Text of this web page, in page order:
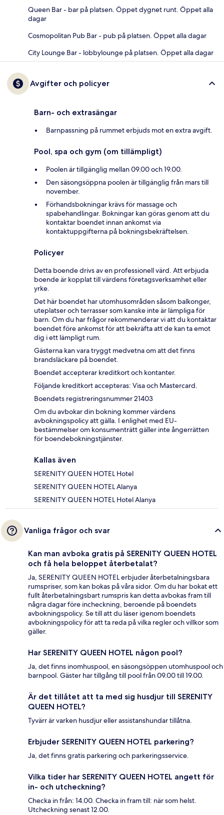
Queen Bar - bar på platsen. Öppet dygnet runt. Öppet alla
dagar
Cosmopolitan Pub Bar - pub på platsen. Öppet alla dagar
City Lounge Bar - lobbylounge på platsen. Öppet alla dagar
Avgifter och policyer
Barn- och extrasängar
Barnpassning på rummet erbjuds mot en extra avgift.
Pool, spa och gym (om tillämpligt)
Poolen är tillgänglig mellan 09.00 och 19.00.
Den säsongsöppna poolen är tillgänglig från mars till
november.
Förhandsbokningar krävs för massage och
spabehandlingar. Bokningar kan göras genom att du
kontaktar boendet innan ankomst via
kontaktuppgifterna på bokningsbekräftelsen.
Policyer
Detta boende drivs av en professionell värd. Att erbjuda
boende är kopplat till värdens företagsverksamhet eller
yrke.
Det här boendet har utomhusområden såsom balkonger,
uteplatser och terrasser som kanske inte är lämpliga för
barn. Om du har frågor rekommenderar vi att du kontaktar
boendet före ankomst för att bekräfta att de kan ta emot
dig i ett lämpligt rum.
Gästerna kan vara tryggt medvetna om att det finns
brandsläckare på boendet.
Boendet accepterar kreditkort och kontanter.
Följande kreditkort accepteras: Visa och Mastercard.
Boendets registreringsnummer 21403
Om du avbokar din bokning kommer värdens
avbokningspolicy att gälla. I enlighet med EU-
bestämmelser om konsumenträtt gäller inte ångerrätten
för boendebokningstjänster.
Kallas även
SERENITY QUEEN HOTEL Hotel
SERENITY QUEEN HOTEL Alanya
SERENITY QUEEN HOTEL Hotel Alanya
Vanliga frågor och svar
Kan man avboka gratis på SERENITY QUEEN HOTEL
och få hela beloppet återbetalat?
Ja, SERENITY QUEEN HOTEL erbjuder återbetalningsbara
rumspriser, som kan bokas på våra sidor. Om du har bokat ett
fullt återbetalningsbart rumspris kan detta avbokas fram till
några dagar före incheckning, beroende på boendets
avbokningspolicy. Se till att du läser igenom boendets
avbokningspolicy för att ta reda på vilka regler och villkor som
gäller.
Har SERENITY QUEEN HOTEL någon pool?
Ja, det finns inomhuspool, en säsongsöppen utomhuspool och
barnpool. Gäster har tillgång till pool från 09.00 till 19.00.
Är det tillåtet att ta med sig husdjur till SERENITY
QUEEN HOTEL?
Tyvärr är varken husdjur eller assistanshundar tillåtna.
Erbjuder SERENITY QUEEN HOTEL parkering?
Ja, det finns gratis parkering och parkeringsservice.
Vilka tider har SERENITY QUEEN HOTEL angett för
in- och utcheckning?
Checka in från: 14.00. Checka in fram till: när som helst.
Utcheckning senast 12.00.